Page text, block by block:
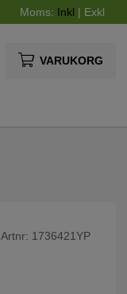
Moms: Inkl | Exkl
VARUKORG
Artnr: 1736421YP